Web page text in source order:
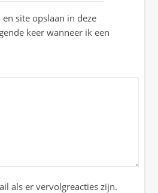
site opslaan in deze
keer wanneer ik een
als er vervolgreacties zijn.